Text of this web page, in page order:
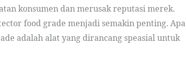
konsumen dan merusak reputasi merek.
food grade menjadi semakin penting. Apa
adalah alat yang dirancang speasial untuk